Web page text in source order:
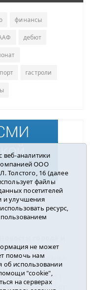
финансы
дебют
гастроли
жизнь».
С.П.
8(34535)2-02-51
ФС 77-64937 от
веб-аналитики
ООО
Толстого, 16 (далее
файлы
посетителей
и улучшения
ресурс,
не может
помочь нам
об использовании
"cookie",
на серверах